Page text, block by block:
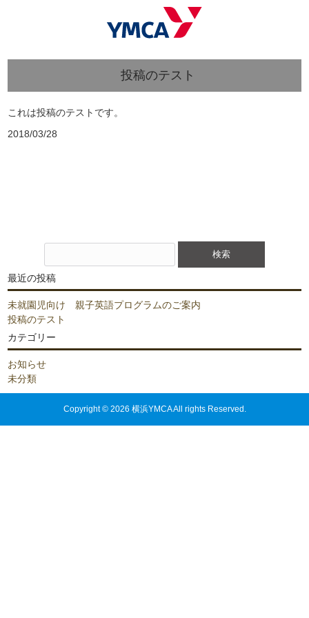
投稿のテスト
これは投稿のテストです。
2018/03/28
検
最近の投稿
未就園児向け 親子英語プログラムのご案内
投稿のテスト
カテゴリー
お知らせ
未分類
Copyright © 2026 横浜YMCA All rights Reserved.